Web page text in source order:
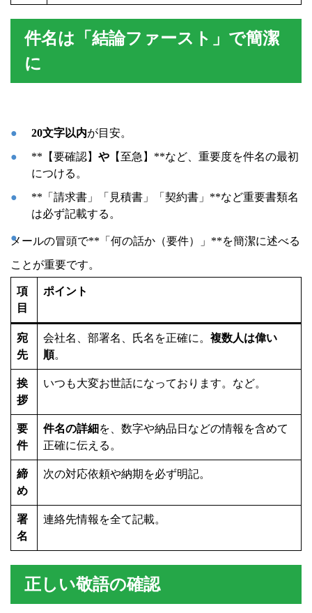
件名は「結論ファースト」で簡潔
に
20文字以内が目安。
**【要確認】 や 【至急】**など、重要度を件名の最初
につける。
**「請求書」「見積書」「契約書」**など重要書類名
は必ず記載する。
メールの冒頭で**「何の話か（要件）」**を簡潔に述べる
ことが重要です。
項
目
ポイント
宛
先
会社名、部署名、氏名を正確に。 複数人は偉い
順。
挨
拶
いつも大変お世話になっております。 など。
要
件
件名の詳細 を、数字や納品日などの情報を含めて
正確に伝える。
締
め
次の対応依頼や納期を必ず明記。
署
名
連絡先情報を全て記載。
正しい敬語の確認